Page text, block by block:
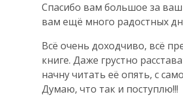
Спасибо вам большое за
вам ещё много радостных
Всё очень доходчиво, всё
книге. Даже грустно
начну читать её опять, с
Думаю, что так и поступлю!!!